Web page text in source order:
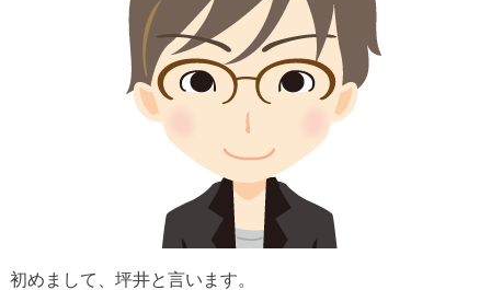
初めまして、坪井と言います。